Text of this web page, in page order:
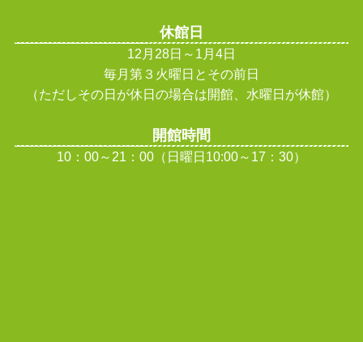
休館日
12月28日～1月4日
毎月第３火曜日とその前日
（ただしその日が休日の場合は開館、水曜日が休館）
開館時間
10：00～21：00（日曜日10:00～17：30）